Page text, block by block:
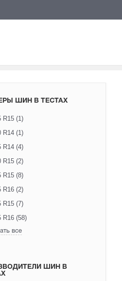
ШИН В ТЕСТАХ
R15 (1)
R14 (1)
R14 (4)
R15 (2)
R15 (8)
R16 (2)
R15 (7)
R16 (58)
все